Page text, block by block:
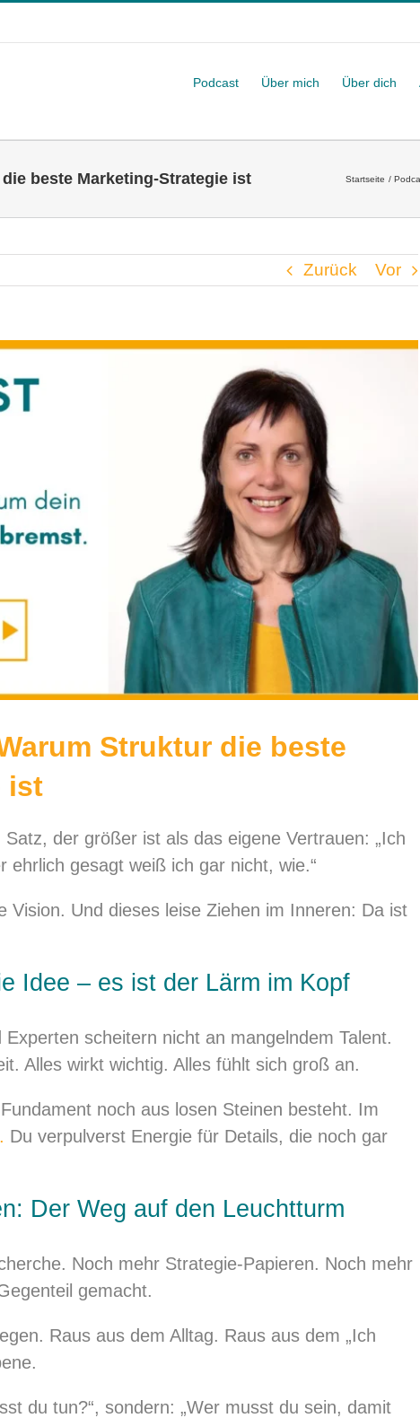
Podcast Über mich Über dich
beste Marketing-Strategie ist Startseite
Zurück Vor
Struktur die beste
ist
der größer ist als das eigene Vertrauen: „Ich
gesagt weiß ich gar nicht, wie.“
Vision. Und dieses leise Ziehen im Inneren: Da ist
Idee – es ist der Lärm im Kopf
scheitern nicht an mangelndem Talent.
Alles wirkt wichtig. Alles fühlt sich groß an.
noch aus losen Steinen besteht. Im
Du verpulverst Energie für Details, die noch gar
Der Weg auf den Leuchtturm
Noch mehr Strategie-Papieren. Noch mehr
gemacht.
Raus aus dem Alltag. Raus aus dem „Ich
du tun?“, sondern: „Wer musst du sein, damit